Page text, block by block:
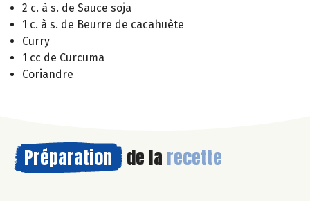
2 c. à s. de Sauce soja
1 c. à s. de Beurre de cacahuète
Curry
1 cc de Curcuma
Coriandre
Préparation de la recette